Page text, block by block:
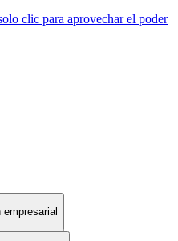
clic para aprovechar el poder